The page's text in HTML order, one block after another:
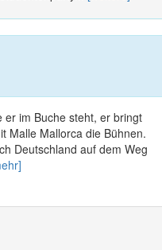
er im Buche steht, er bringt
Malle Mallorca die Bühnen.
Deutschland auf dem Weg